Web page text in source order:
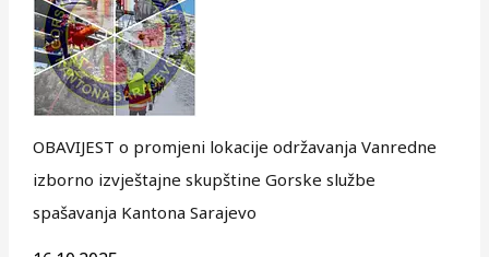
OBAVIJEST o promjeni lokacije održavanja Vanredne
izborno izvještajne skupštine Gorske službe
spašavanja Kantona Sarajevo